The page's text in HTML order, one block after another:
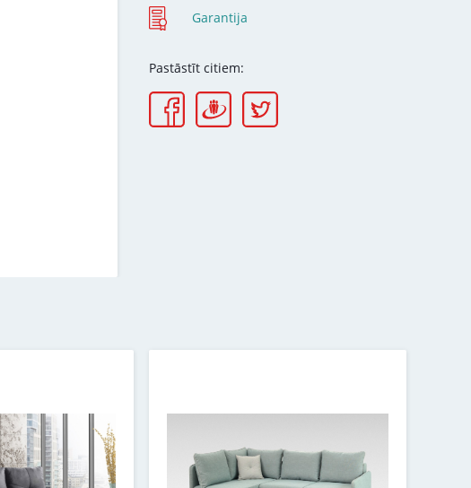
Garantija
Pastāstīt citiem: